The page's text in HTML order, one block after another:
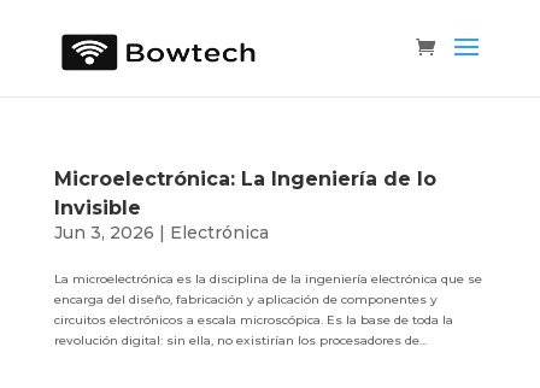
Microelectrónica: La Ingeniería de lo
Invisible
Jun 3, 2026 | Electrónica
La microelectrónica es la disciplina de la ingeniería electrónica que se
encarga del diseño, fabricación y aplicación de componentes y
circuitos electrónicos a escala microscópica. Es la base de toda la
revolución digital: sin ella, no existirían los procesadores de...